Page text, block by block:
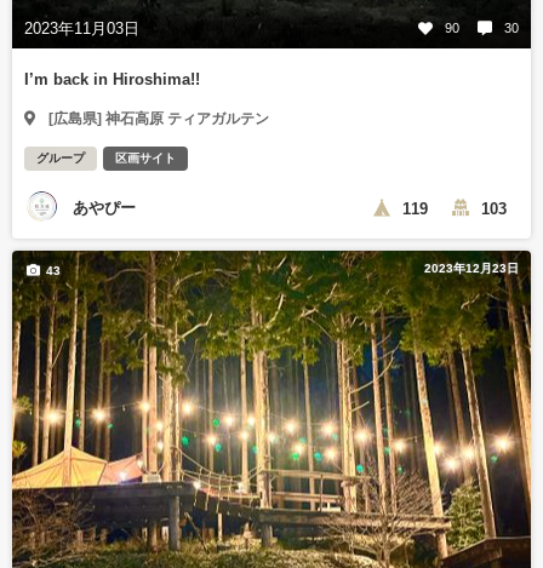
2023年11月03日 90 30
I’m back in Hiroshima!!
[広島県] 神石高原 ティアガルテン
グループ 区画サイト
あやぴー 119 103
2023年12月23日
43